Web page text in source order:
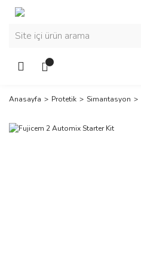
Anasayfa Protetik Simantasyon